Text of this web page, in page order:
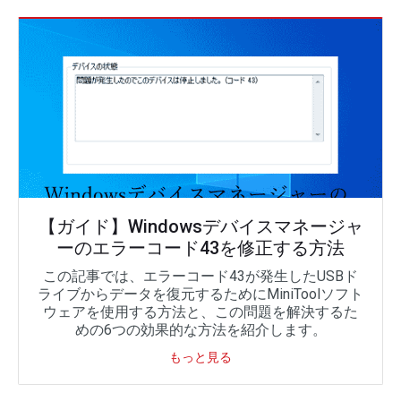
【ガイド】Windowsデバイスマネージャ
ーのエラーコード43を修正する方法
この記事では、エラーコード43が発生したUSBド
ライブからデータを復元するためにMiniToolソフト
ウェアを使用する方法と、この問題を解決するた
めの6つの効果的な方法を紹介します。
もっと見る